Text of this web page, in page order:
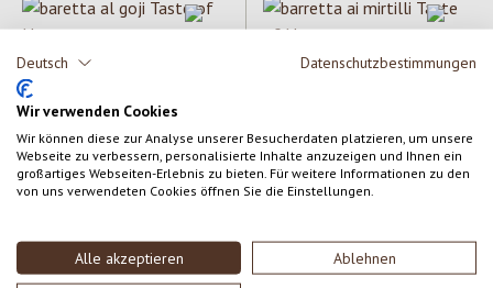
Deutsch Datenschutzbestimmungen
Wir verwenden Cookies
Wir können diese zur Analyse unserer Besucherdaten platzieren, um unsere
Webseite zu verbessern, personalisierte Inhalte anzuzeigen und Ihnen ein
großartiges Webseiten-Erlebnis zu bieten. Für weitere Informationen zu den
von uns verwendeten Cookies öffnen Sie die Einstellungen.
Alle akzeptieren Ablehnen
Taste of Nature
baretta al goji Taste of Nature
Contenuto:40 g
(60,00 € / kg)
Taste of Nature
barretta ai mirtilli Taste of
Contenuto:40 g
(60,00 € / kg)